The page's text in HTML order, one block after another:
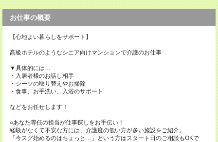
お仕事の概要
【心地よい暮らしをサポート】
高級ホテルのようなシニア向けマンションで介護のお仕事
▼具体的には…
・入居者様のお話し相手
・シーツの取り替えやお掃除
・食事、お手洗い、入浴のサポート
などをお任せします！
○あなた専任の担当が仕事探しをお手伝い！
経験がなくて不安な方には、介護度の低い方が多い施設をご紹介。
「今スグ始めるのはちょっと…」という方はスタート日のご相談もOKで